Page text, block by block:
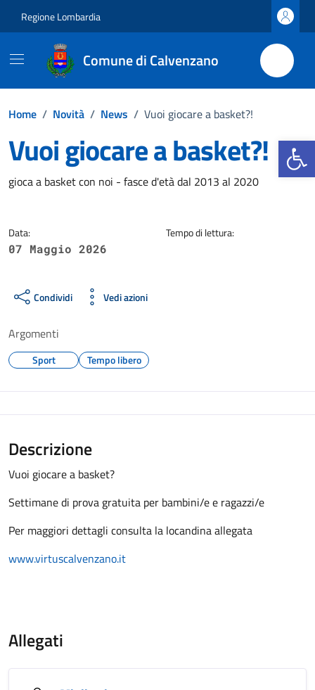
Apri la
Regione Lombardia
Comune di Calvenzano
Home / Novità / News / Vuoi giocare a basket?!
Vuoi giocare a basket?!
Dettagli della notizia
gioca a basket con noi - fasce d'età dal 2013 al 2020
Data:
07 Maggio 2026
Tempo di lettura:
Condividi Vedi azioni
Argomenti
Sport Tempo libero
Descrizione
Vuoi giocare a basket?
Settimane di prova gratuita per bambini/e e ragazzi/e
Per maggiori dettagli consulta la locandina allegata
www.virtuscalvenzano.it
Allegati